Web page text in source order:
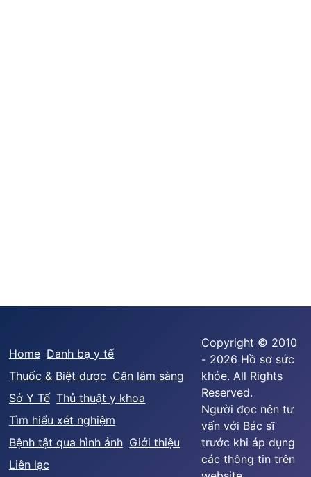
Home Danh bạ y tế
Thuốc & Biệt dược Cận lâm sàng
Sở Y Tế Thủ thuật y khoa
Tìm hiểu xét nghiệm
Bệnh tật qua hình ảnh Giới thiệu
Liên lạc
Copyright © 2010
- 2026 Hồ sơ sức
khỏe. All Rights
Reserved.
Người đọc nên tư
vấn với Bác sĩ
trước khi áp dụng
các thông tin trên